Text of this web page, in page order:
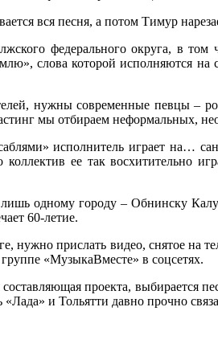
вся песня, а потом Тимур
федерального округа, в
слова которой исполняются
нужны современные певцы –
мы отбираем неформальных,
исполнитель играет на…
ее так восхитительно
одному городу – Обнинску
60-летие.
нужно прислать видео, снятое на
«МузыкаВместе» в соцсетях.
проекта, выбирается
и Тольятти давно прочно